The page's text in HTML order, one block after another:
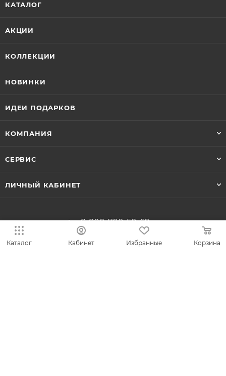
КАТАЛОГ
АКЦИИ
КОЛЛЕКЦИИ
НОВИНКИ
ИДЕИ ПОДАРКОВ
КОМПАНИЯ
СЕРВИС
ЛИЧНЫЙ КАБИНЕТ
8-800-700-50-69
zakaz@vesna.shop
Каталог Кабинет Избранные Корзина